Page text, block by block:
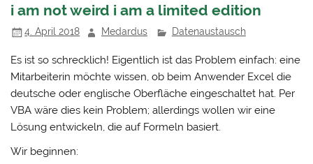
i am not weird i am a limited edition
4. April 2018 Medardus Datenaustausch
Es ist so schrecklich! Eigentlich ist das Problem einfach: eine
Mitarbeiterin möchte wissen, ob beim Anwender Excel die
deutsche oder englische Oberfläche eingeschaltet hat. Per
VBA wäre dies kein Problem; allerdings wollen wir eine
Lösung entwickeln, die auf Formeln basiert.
Wir beginnen: